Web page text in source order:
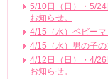
5/10日（日）・5/
お知らせ。
4/15（水）ベビーマ
4/15（水）男の子の
4/12日（日）・4/
お知らせ。